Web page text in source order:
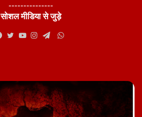
---------------
सोशल मीडिया से जुड़े
WhatsApp